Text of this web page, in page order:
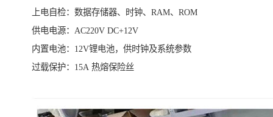
上电自检：数据存储器、时钟、RAM、ROM
供电电源：AC220V DC+12V
内置电池：12V锂电池，供时钟及系统参数
过载保护：15A 热熔保险丝